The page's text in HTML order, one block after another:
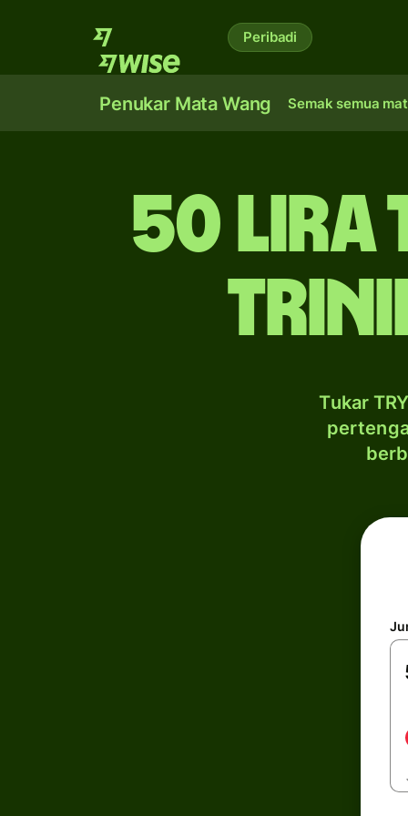
Peribadi
Penukar Mata Wang Semak semua
50 lira
Tukar